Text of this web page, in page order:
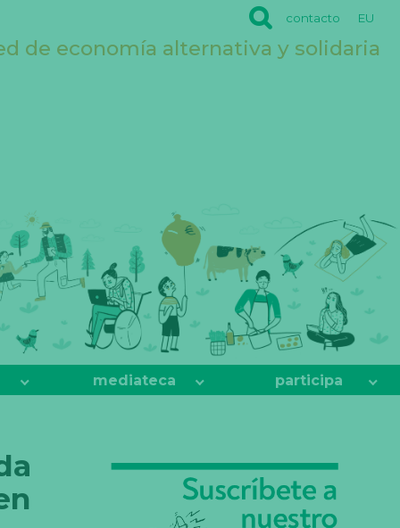
contacto EU
de economía alternativa y solidaria
mediateca participa